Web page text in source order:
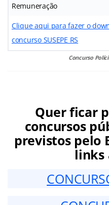
Remuneração
Clique aqui para fazer o
concurso SUSEPE RS
Concurso
Quer ficar
concursos
previstos pelo
links